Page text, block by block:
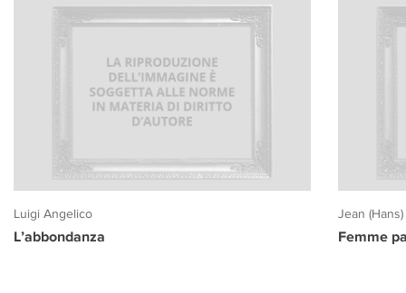
Luigi Angelico
L’abbondanza
Jean
Femme